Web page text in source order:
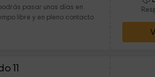
pasar unos días en
libre y en pleno contacto
11